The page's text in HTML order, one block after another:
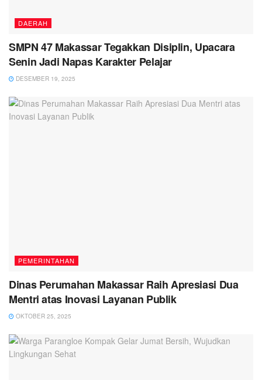
DAERAH
SMPN 47 Makassar Tegakkan Disiplin, Upacara
Senin Jadi Napas Karakter Pelajar
DESEMBER 19, 2025
PEMERINTAHAN
Dinas Perumahan Makassar Raih Apresiasi Dua
Mentri atas Inovasi Layanan Publik
OKTOBER 25, 2025